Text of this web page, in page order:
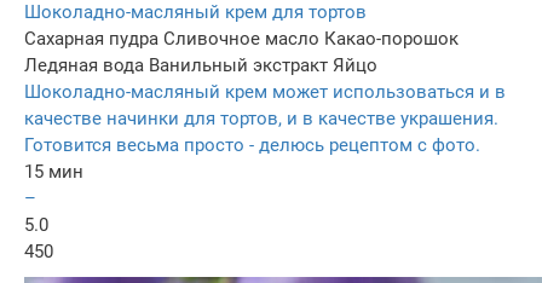
Шоколадно-масляный крем для тортов
Сахарная пудра Сливочное масло Какао-порошок
Ледяная вода Ванильный экстракт Яйцо
Шоколадно-масляный крем может использоваться и в
качестве начинки для тортов, и в качестве украшения.
Готовится весьма просто - делюсь рецептом с фото.
15 мин
–
5.0
450